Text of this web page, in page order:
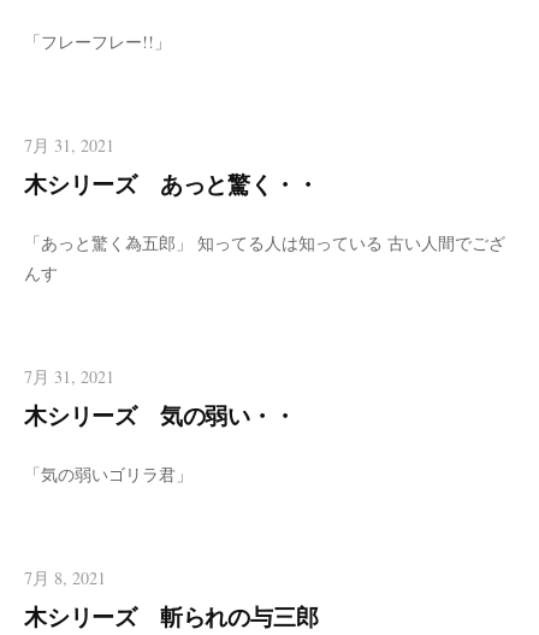
「フレーフレー!!」
7月 31, 2021
木シリーズ あっと驚く・・
「あっと驚く為五郎」 知ってる人は知っている 古い人間でござ
んす
7月 31, 2021
木シリーズ 気の弱い・・
「気の弱いゴリラ君」
7月 8, 2021
木シリーズ 斬られの与三郎